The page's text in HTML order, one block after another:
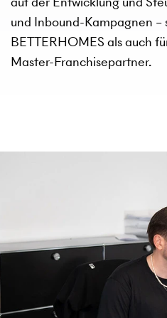
und Inbound-Kampagnen –
BETTERHOMES als auch
Master-Franchisepartner.